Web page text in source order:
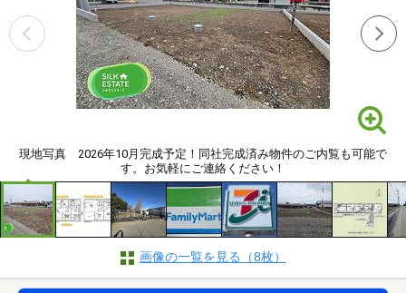
現地写真 2026年10月完成予定！同社完成済み物件のご内覧も可能で
す。お気軽にご連絡ください！
画像の一覧を見る（8枚）